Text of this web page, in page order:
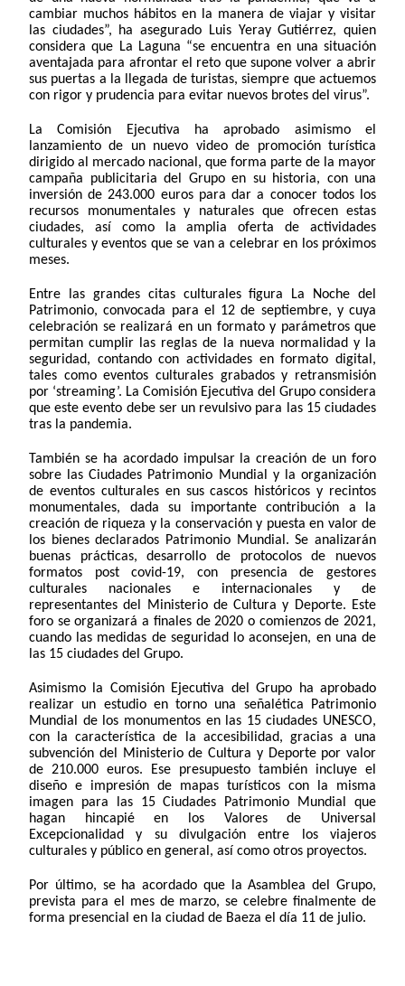
cambiar muchos hábitos en la manera de viajar y visitar
las ciudades”, ha asegurado Luis Yeray Gutiérrez, quien
considera que La Laguna “se encuentra en una situación
aventajada para afrontar el reto que supone volver a abrir
sus puertas a la llegada de turistas, siempre que actuemos
con rigor y prudencia para evitar nuevos brotes del virus”.
La Comisión Ejecutiva ha aprobado asimismo el
lanzamiento de un nuevo video de promoción turística
dirigido al mercado nacional, que forma parte de la mayor
campaña publicitaria del Grupo en su historia, con una
inversión de 243.000 euros para dar a conocer todos los
recursos monumentales y naturales que ofrecen estas
ciudades, así como la amplia oferta de actividades
culturales y eventos que se van a celebrar en los próximos
meses.
Entre las grandes citas culturales figura La Noche del
Patrimonio, convocada para el 12 de septiembre, y cuya
celebración se realizará en un formato y parámetros que
permitan cumplir las reglas de la nueva normalidad y la
seguridad, contando con actividades en formato digital,
tales como eventos culturales grabados y retransmisión
por ‘streaming’. La Comisión Ejecutiva del Grupo considera
que este evento debe ser un revulsivo para las 15 ciudades
tras la pandemia.
También se ha acordado impulsar la creación de un foro
sobre las Ciudades Patrimonio Mundial y la organización
de eventos culturales en sus cascos históricos y recintos
monumentales, dada su importante contribución a la
creación de riqueza y la conservación y puesta en valor de
los bienes declarados Patrimonio Mundial. Se analizarán
buenas prácticas, desarrollo de protocolos de nuevos
formatos post covid-19, con presencia de gestores
culturales nacionales e internacionales y de
representantes del Ministerio de Cultura y Deporte. Este
foro se organizará a finales de 2020 o comienzos de 2021,
cuando las medidas de seguridad lo aconsejen, en una de
las 15 ciudades del Grupo.
Asimismo la Comisión Ejecutiva del Grupo ha aprobado
realizar un estudio en torno una señalética Patrimonio
Mundial de los monumentos en las 15 ciudades UNESCO,
con la característica de la accesibilidad, gracias a una
subvención del Ministerio de Cultura y Deporte por valor
de 210.000 euros. Ese presupuesto también incluye el
diseño e impresión de mapas turísticos con la misma
imagen para las 15 Ciudades Patrimonio Mundial que
hagan hincapié en los Valores de Universal
Excepcionalidad y su divulgación entre los viajeros
culturales y público en general, así como otros proyectos.
Por último, se ha acordado que la Asamblea del Grupo,
prevista para el mes de marzo, se celebre finalmente de
forma presencial en la ciudad de Baeza el día 11 de julio.